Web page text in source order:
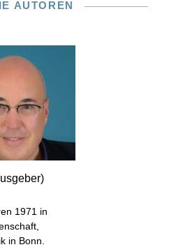
AUTOREN
1971 in
in Bonn.